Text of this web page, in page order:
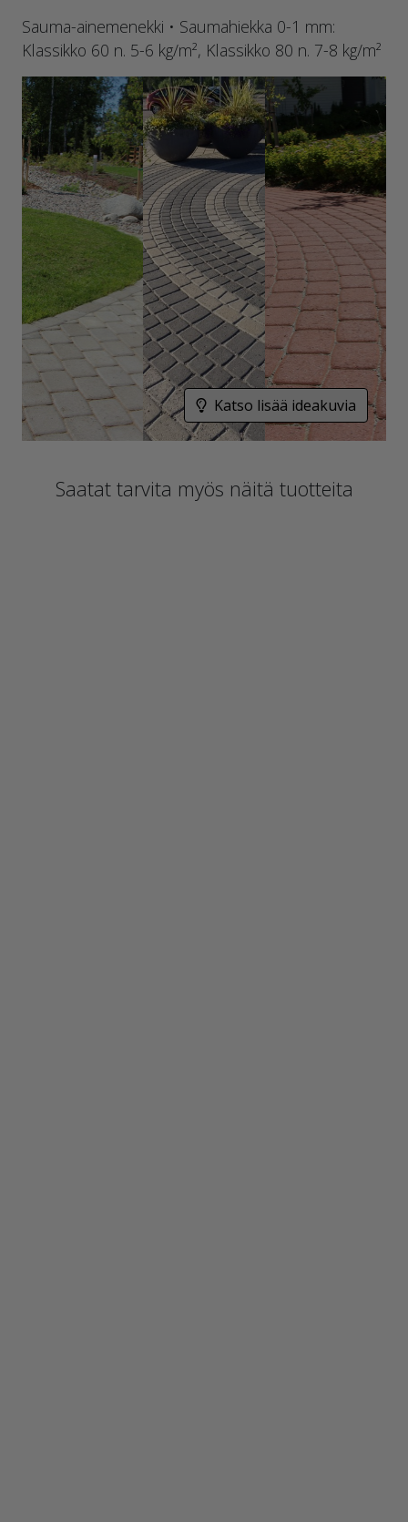
Sauma-ainemenekki • Saumahiekka 0-1 mm:
Klassikko 60 n. 5-6 kg/m², Klassikko 80 n. 7-8 kg/m²
Katso lisää ideakuvia
Saatat tarvita myös näitä tuotteita